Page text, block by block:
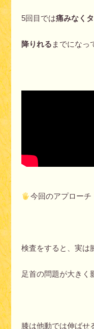
5回目では痛みなく
降りれる までになっ
今回のアプローチ
検査をすると、実は
足首の問題が大きく
膝は他動では伸ばせ